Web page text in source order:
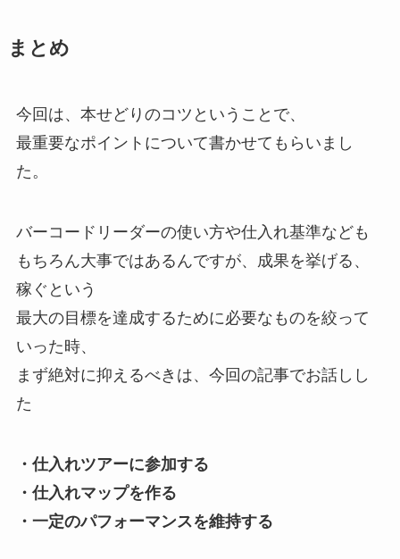
まとめ
今回は、本せどりのコツということで、
最重要なポイントについて書かせてもらいまし
た。
バーコードリーダーの使い方や仕入れ基準なども
もちろん大事ではあるんですが、成果を挙げる、
稼ぐという
最大の目標を達成するために必要なものを絞って
いった時、
まず絶対に抑えるべきは、今回の記事でお話しし
た
・仕入れツアーに参加する
・仕入れマップを作る
・一定のパフォーマンスを維持する